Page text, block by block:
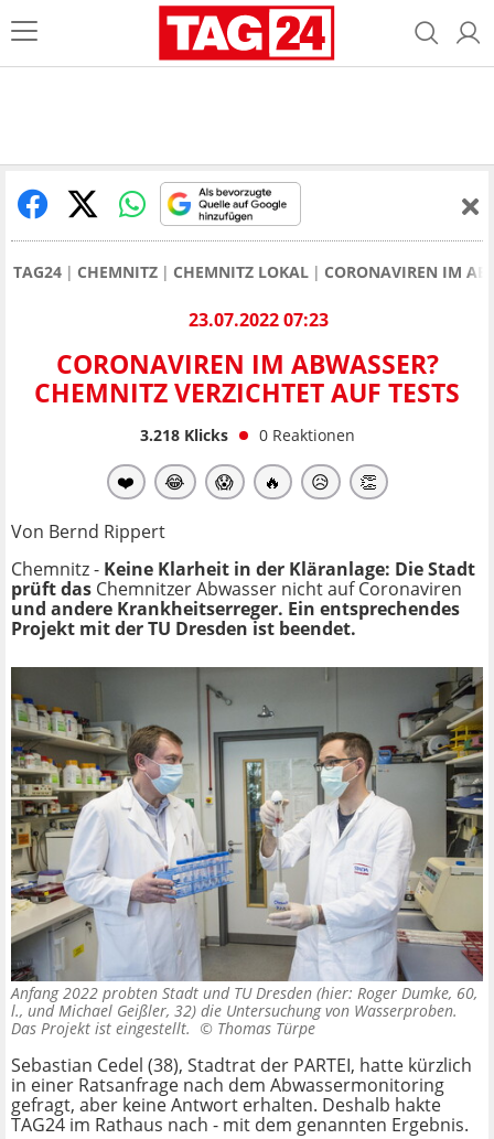
TAG24 CHEMNITZ CHEMNITZ LOKAL CORONAVIREN IM
23.07.2022 07:23
CORONAVIREN IM ABWASSER?
CHEMNITZ VERZICHTET AUF TESTS
3.218Klicks 0 Reaktionen
❤️ 😂 😱 🔥 😥 👏
Von Bernd Rippert
Chemnitz - Keine Klarheit in der Kläranlage: Die Stadt
prüft das Chemnitzer Abwasser nicht auf Coronaviren
und andere Krankheitserreger. Ein entsprechendes
Projekt mit der TU Dresden ist beendet.
Anfang 2022 probten Stadt und TU Dresden (hier: Roger Dumke, 60,
l., und Michael Geißler, 32) die Untersuchung von Wasserproben.
Das Projekt ist eingestellt. © Thomas Türpe
Sebastian Cedel (38), Stadtrat der PARTEI, hatte kürzlich
in einer Ratsanfrage nach dem Abwassermonitoring
gefragt, aber keine Antwort erhalten. Deshalb hakte
TAG24 im Rathaus nach - mit dem genannten Ergebnis.